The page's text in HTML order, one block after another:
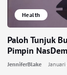
Health
Paloh Tunjuk
Pimpin
JenniferBlake